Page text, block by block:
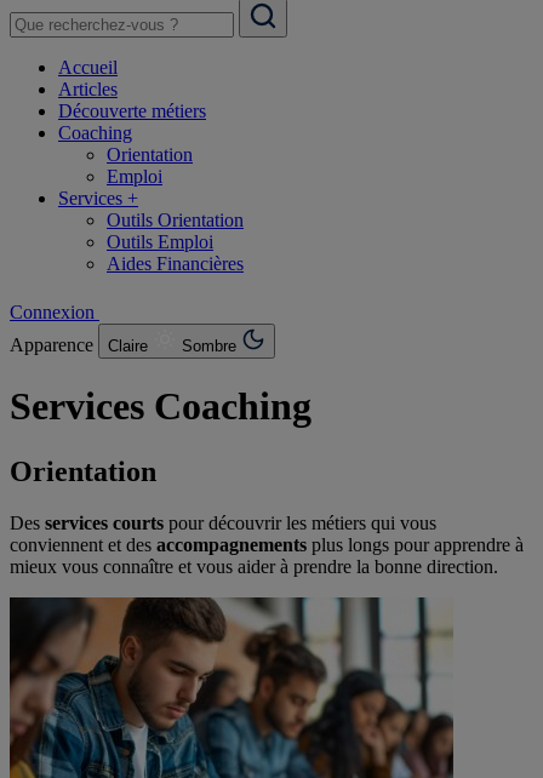
Accueil
Articles
Découverte métiers
Coaching
Orientation
Emploi
Services +
Outils Orientation
Outils Emploi
Aides Financières
Connexion
Apparence
Claire Sombre
Services Coaching
Orientation
Des services courts pour découvrir les métiers qui vous
conviennent et des accompagnements plus longs pour apprendre à
mieux vous connaître et vous aider à prendre la bonne direction.